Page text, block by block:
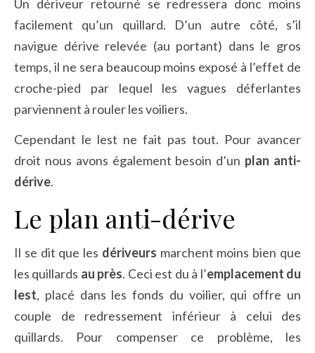
Un dériveur retourné se redressera donc moins
facilement qu’un quillard. D’un autre côté, s’il
navigue dérive relevée (au portant) dans le gros
temps, il ne sera beaucoup moins exposé à l’effet de
croche-pied par lequel les vagues déferlantes
parviennent à rouler les voiliers.
Cependant le lest ne fait pas tout. Pour avancer
droit nous avons également besoin d’un plan anti-
dérive.
Le plan anti-dérive
Il se dit que les dériveurs marchent moins bien que
les quillards au près. Ceci est du à l’emplacement du
lest, placé dans les fonds du voilier, qui offre un
couple de redressement inférieur à celui des
quillards. Pour compenser ce problème, les